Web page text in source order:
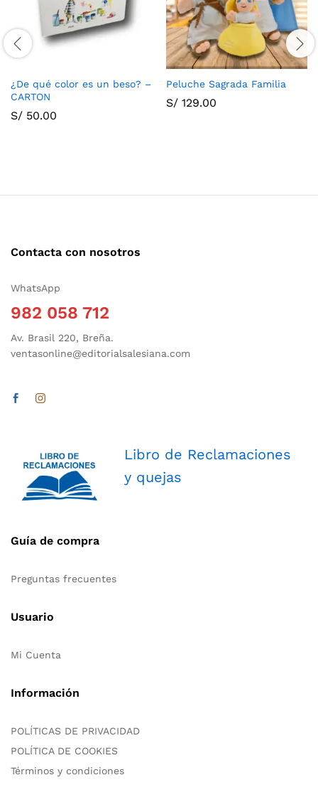
¿De qué color es un beso? –
CARTON
S/ 50.00
Peluche Sagrada Familia
S/ 129.00
Contacta con nosotros
WhatsApp
982 058 712
Av. Brasil 220, Breña.
ventasonline@editorialsalesiana.com
Libro de Reclamaciones
y quejas
Guía de compra
Preguntas frecuentes
Usuario
Mi Cuenta
Información
POLÍTICAS DE PRIVACIDAD
POLÍTICA DE COOKIES
Términos y condiciones